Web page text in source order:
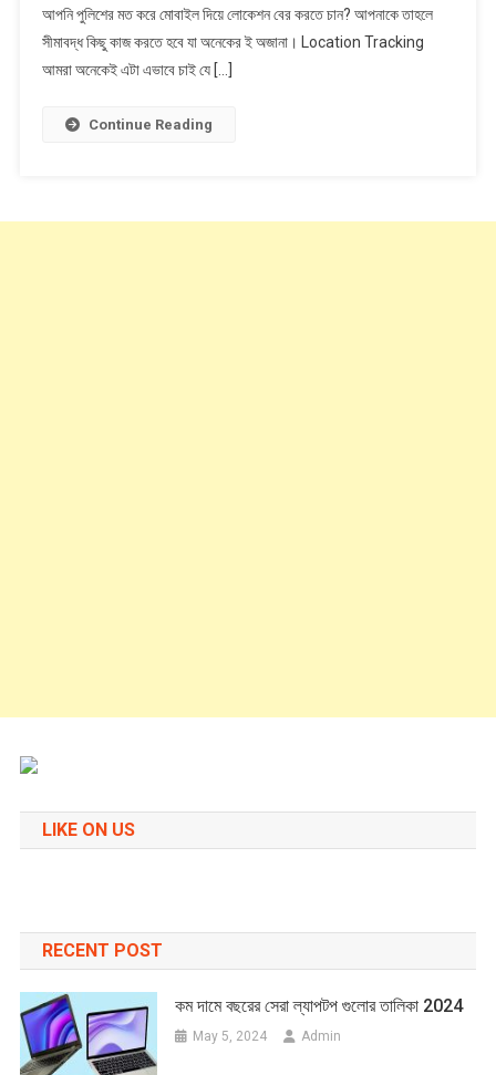
মোবাইল
নাম্বার
আপনি পুলিশের মত করে মোবাইল দিয়ে লোকেশন বের করতে চান? আপনাকে তাহলে
সীমাবদ্ধ কিছু কাজ করতে হবে যা অনেকের ই অজানা। Location Tracking
আমরা অনেকেই এটা এভাবে চাই যে […]
Continue Reading
LIKE ON US
RECENT POST
কম দামে বছরের সেরা ল্যাপটপ গুলোর তালিকা 2024
May 5, 2024 Admin